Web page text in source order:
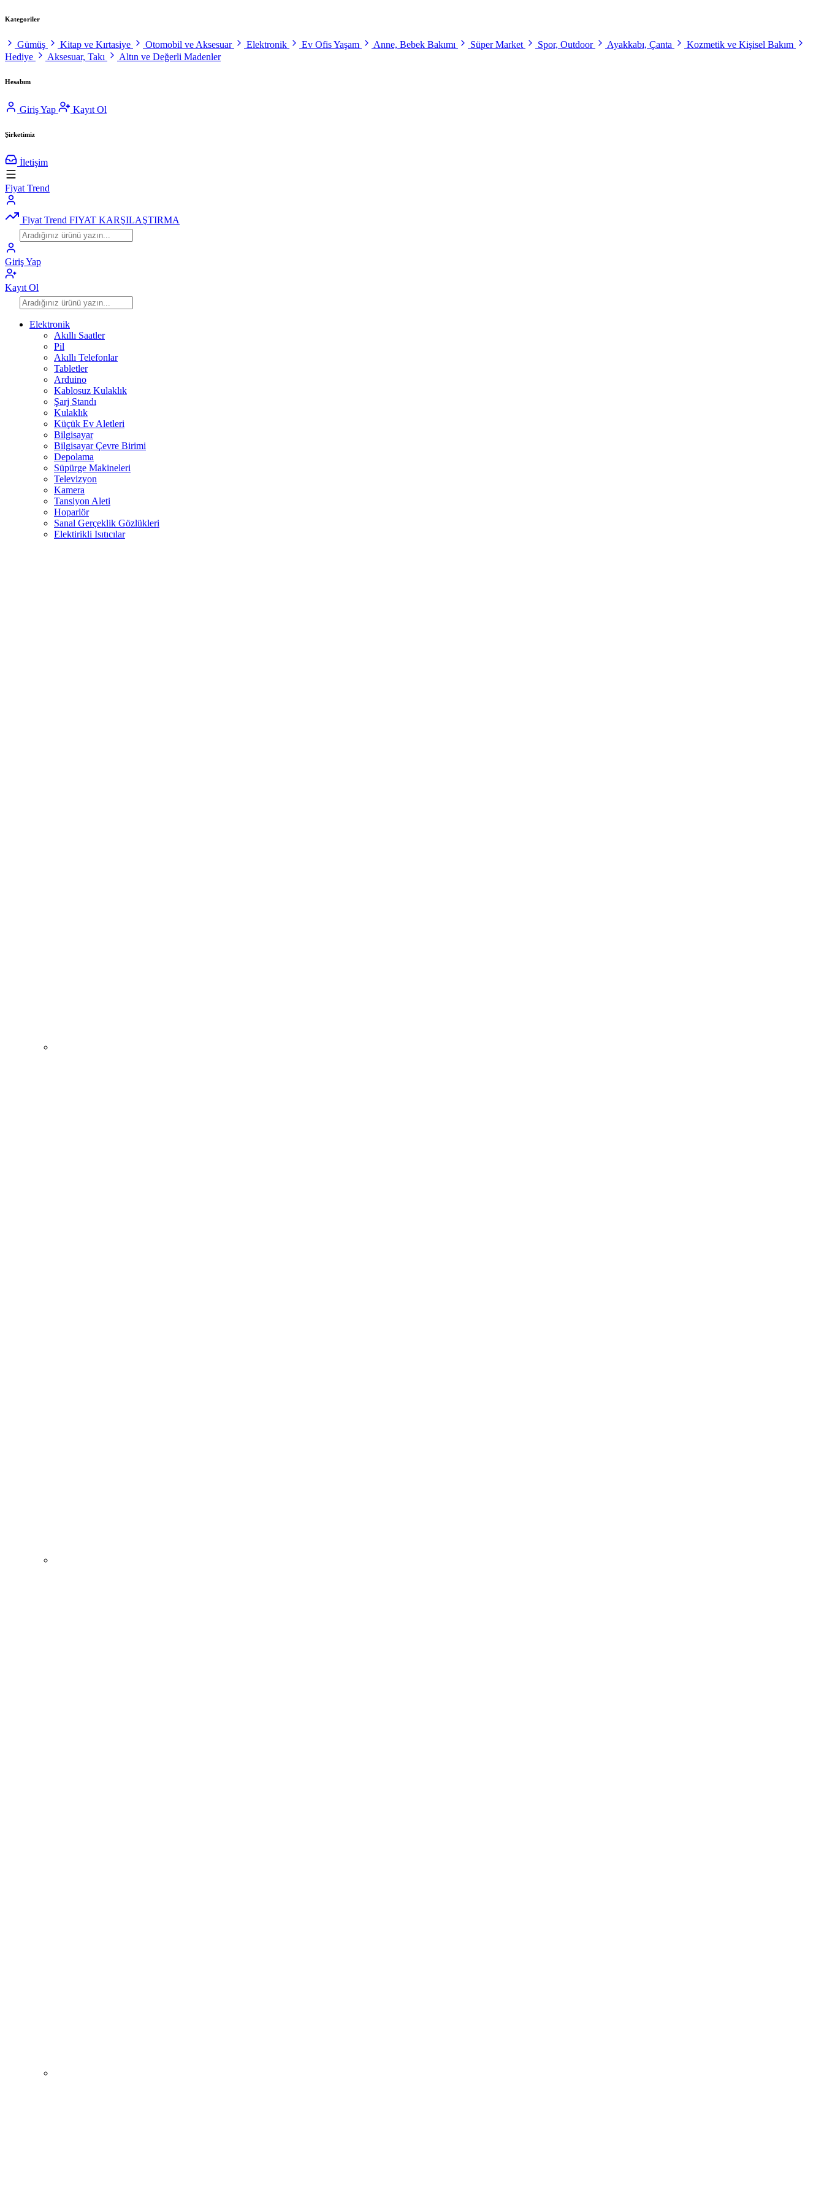
Kategoriler
Gümüş Kitap ve Kırtasiye Otomobil ve Aksesuar Elektronik Ev Ofis Yaşam Anne, Bebek Bakımı Süper Market Spor, Outdoor Ayakkabı, Çanta
Kozmetik ve Kişisel Bakım
Hediye
Aksesuar, Takı Altın ve Değerli Madenler
Hesabım
Giriş Yap Kayıt Ol
Şirketimiz
İletişim
Fiyat Trend
Fiyat Trend FIYAT KARŞILAŞTIRMA
Giriş Yap
Kayıt Ol
Elektronik
Akıllı Saatler
Pil
Akıllı Telefonlar
Tabletler
Arduino
Kablosuz Kulaklık
Şarj Standı
Kulaklık
Küçük Ev Aletleri
Bilgisayar
Bilgisayar Çevre Birimi
Depolama
Süpürge Makineleri
Televizyon
Kamera
Tansiyon Aleti
Hoparlör
Sanal Gerçeklik Gözlükleri
Elektirikli Isıtıcılar